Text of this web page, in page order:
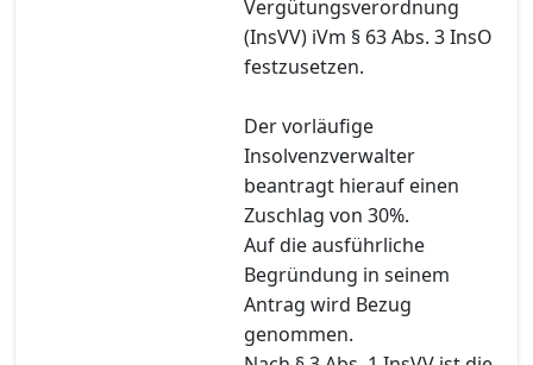
Vergütungsverordnung
(InsVV) iVm § 63 Abs. 3 InsO
festzusetzen.
Der vorläufige
Insolvenzverwalter
beantragt hierauf einen
Zuschlag von 30%.
Auf die ausführliche
Begründung in seinem
Antrag wird Bezug
genommen.